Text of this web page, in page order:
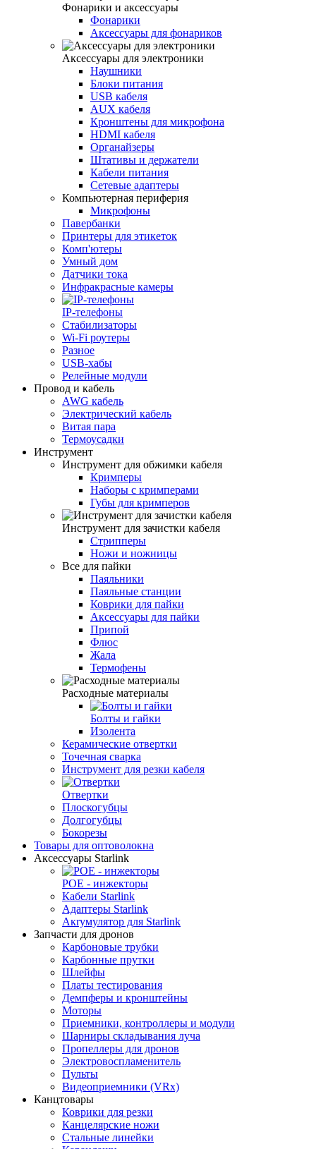
Фонарики и аксессуары
Фонарики
Аксессуары для фонариков
Аксессуары для электроники
Наушники
Блоки питания
USB кабеля
AUX кабеля
Кронштены для микрофона
HDMI кабеля
Органайзеры
Штативы и держатели
Кабели питания
Сетевые адаптеры
Компьютерная периферия
Микрофоны
Павербанки
Принтеры для этикеток
Комп'ютеры
Умный дом
Датчики тока
Инфракрасные камеры
IP-телефоны
Стабилизаторы
Wi‑Fi роутеры
Разное
USB-хабы
Релейные модули
Провод и кабель
AWG кабель
Электрический кабель
Витая пара
Термоусадки
Инструмент
Инструмент для обжимки кабеля
Кримперы
Наборы с кримперами
Губы для кримперов
Инструмент для зачистки кабеля
Стрипперы
Ножи и ножницы
Все для пайки
Паяльники
Паяльные станции
Коврики для пайки
Аксессуары для пайки
Припой
Флюс
Жала
Термофены
Расходные материалы
Болты и гайки
Изолента
Керамические отвертки
Точечная сварка
Инструмент для резки кабеля
Отвертки
Плоскогубцы
Долгогубцы
Бокорезы
Товары для оптоволокна
Аксессуары Starlink
POE - инжекторы
Кабели Starlink
Адаптеры Starlink
Aкrумулятор для Starlink
Запчасти для дронов
Карбоновые трубки
Карбонные прутки
Шлейфы
Платы тестирования
Демпферы и кронштейны
Моторы
Приемники, контроллеры и модули
Шарниры складывания луча
Пропеллеры для дронов
Электровоспламенитель
Пульты
Видеоприемники (VRx)
Канцтовары
Коврики для резки
Канцелярские ножи
Стальные линейки